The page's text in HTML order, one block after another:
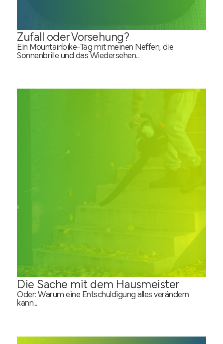
Zufall oder Vorsehung?
Ein Mountainbike-Tag mit meinen Neffen, die
Sonnenbrille und das Wiedersehen...
Die Sache mit dem Hausmeister
Oder: Warum eine Entschuldigung alles verändern
kann...